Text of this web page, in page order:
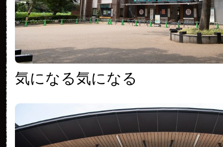
気になる気になる